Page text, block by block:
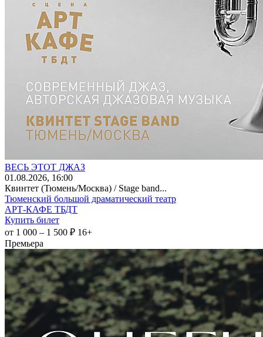
ВЕСЬ ЭТОТ ДЖАЗ
01 .08.2026, 16:00
Квинтет (Тюмень/Москва) / Stage band...
Тюменский большой драматический театр
АРТ-КАФЕ ТБДТ
Купить билет
от 1 000 – 1 500 ₽ 16+
Премьера